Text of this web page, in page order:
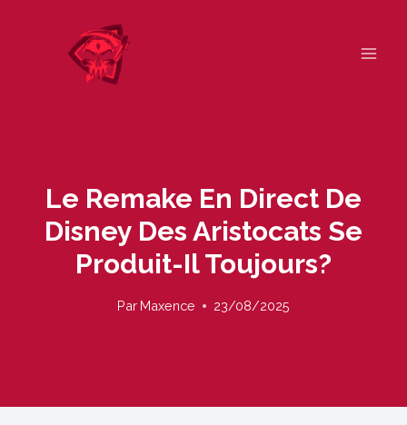
Le Remake En Direct De
Disney Des Aristocats Se
Produit-Il Toujours?
Par Maxence 23/08/2025